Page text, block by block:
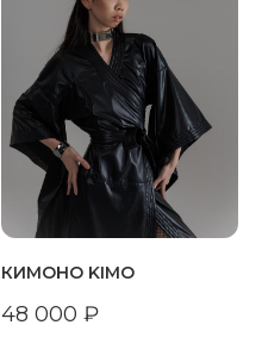
КИМОНО KIMO
48 000 ₽